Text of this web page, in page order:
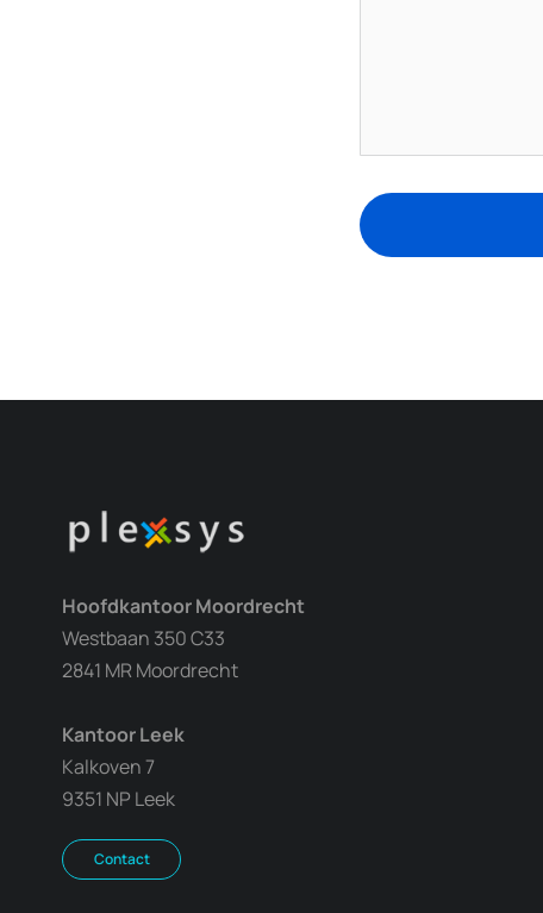
Hoofdkantoor Moordrecht
Westbaan 350 C33
2841 MR Moordrecht
Kantoor Leek
Kalkoven 7
9351 NP Leek
Contact